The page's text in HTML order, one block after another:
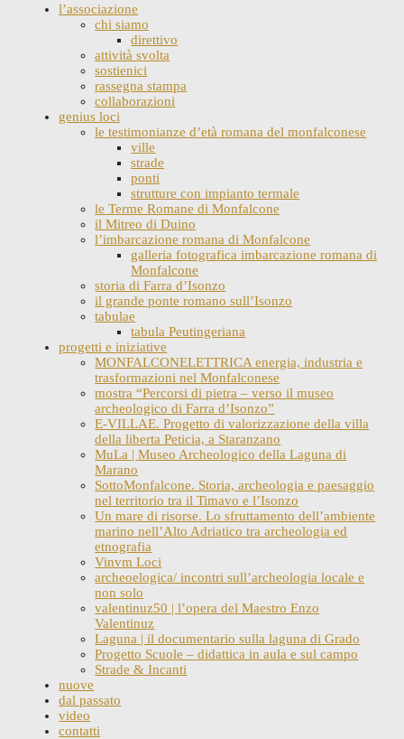
l’associazione
chi siamo
direttivo
attività svolta
sostienici
rassegna stampa
collaborazioni
genius loci
le testimonianze d’età romana del monfalconese
ville
strade
ponti
strutture con impianto termale
le Terme Romane di Monfalcone
il Mitreo di Duino
l’imbarcazione romana di Monfalcone
galleria fotografica imbarcazione romana di
Monfalcone
storia di Farra d’Isonzo
il grande ponte romano sull’Isonzo
tabulae
tabula Peutingeriana
progetti e iniziative
MONFALCONELETTRICA energia, industria e
trasformazioni nel Monfalconese
mostra “Percorsi di pietra – verso il museo
archeologico di Farra d’Isonzo”
E-VILLAE. Progetto di valorizzazione della villa
della liberta Peticia, a Staranzano
MuLa | Museo Archeologico della Laguna di
Marano
SottoMonfalcone. Storia, archeologia e paesaggio
nel territorio tra il Timavo e l’Isonzo
Un mare di risorse. Lo sfruttamento dell’ambiente
marino nell’Alto Adriatico tra archeologia ed
etnografia
Vinvm Loci
archeoelogica/ incontri sull’archeologia locale e
non solo
valentinuz50 | l’opera del Maestro Enzo
Valentinuz
Laguna | il documentario sulla laguna di Grado
Progetto Scuole – didattica in aula e sul campo
Strade & Incanti
nuove
dal passato
video
contatti